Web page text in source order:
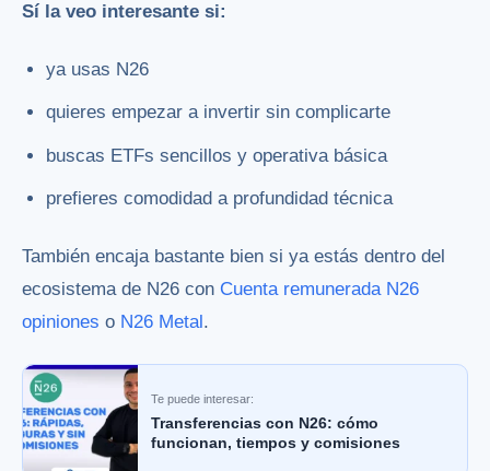
Sí la veo interesante si:
ya usas N26
quieres empezar a invertir sin complicarte
buscas ETFs sencillos y operativa básica
prefieres comodidad a profundidad técnica
También encaja bastante bien si ya estás dentro del
ecosistema de N26 con Cuenta remunerada N26
opiniones o N26 Metal.
Te puede interesar:
Transferencias con N26: cómo
funcionan, tiempos y comisiones